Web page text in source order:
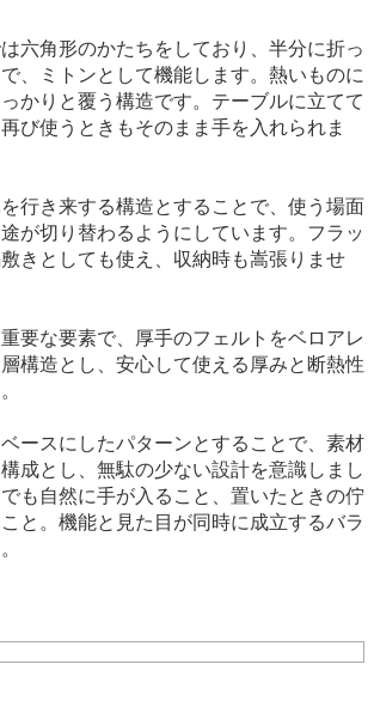
六角形のかたちをしており、半分に折っ
、ミトンとして機能します。熱いものに
かりと覆う構造です。テーブルに立てて
び使うときもそのまま手を入れられま
行き来する構造とすることで、使う場面
が切り替わるようにしています。フラッ
きとしても使え、収納時も嵩張りませ
要な要素で、厚手のフェルトをベロアレ
構造とし、安心して使える厚みと断熱性
ースにしたパターンとすることで、素材
成とし、無駄の少ない設計を意識しまし
も自然に手が入ること、置いたときの佇
と。機能と見た目が同時に成立するバラ